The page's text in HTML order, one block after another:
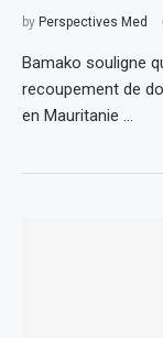
by Perspectives Med
Bamako souligne
recoupement de
en Mauritanie …